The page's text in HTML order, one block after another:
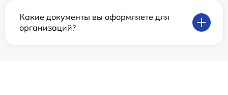
Какие документы вы оформляете для
организаций?